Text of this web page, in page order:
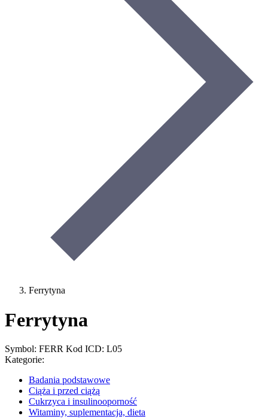
Ferrytyna
Ferrytyna
Symbol: FERR Kod ICD: L05
Kategorie:
Badania podstawowe
Ciąża i przed ciążą
Cukrzyca i insulinooporność
Witaminy, suplementacja, dieta